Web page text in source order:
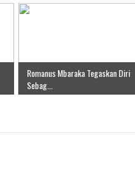
Romanus Mbaraka Tegaskan Diri
Sebag...